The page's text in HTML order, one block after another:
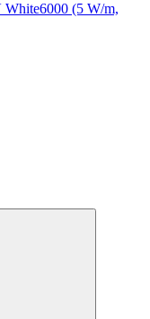
(5 W/m,